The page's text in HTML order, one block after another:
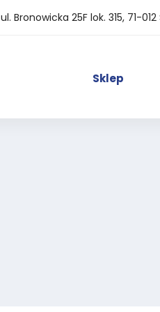
ul. Bronowicka 25F lok. 315, 71-
Sklep